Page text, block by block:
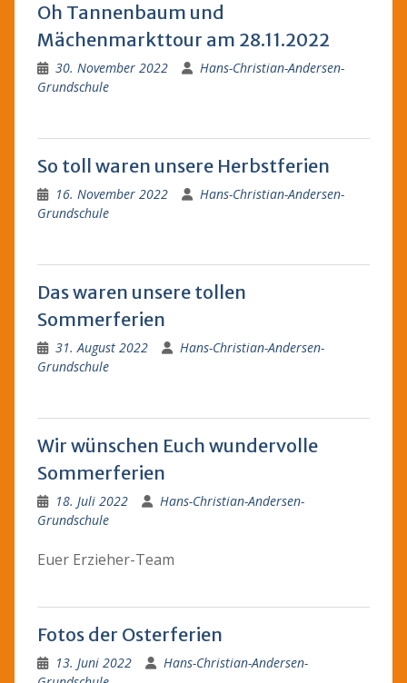
Oh Tannenbaum und
Mächenmarkttour am 28.11.2022
30. November 2022
Hans-Christian-Andersen-
Grundschule
So toll waren unsere Herbstferien
16. November 2022
Hans-Christian-Andersen-
Grundschule
Das waren unsere tollen
Sommerferien
31. August 2022
Hans-Christian-Andersen-
Grundschule
Wir wünschen Euch wundervolle
Sommerferien
18. Juli 2022
Hans-Christian-Andersen-
Grundschule
Euer Erzieher-Team
Fotos der Osterferien
13. Juni 2022
Hans-Christian-Andersen-